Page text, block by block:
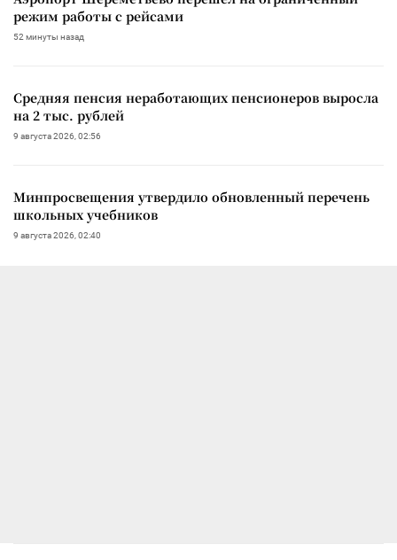
режим работы с рейсами
52 минуты назад
Средняя пенсия неработающих пенсионеров выросла
на 2 тыс. рублей
9 августа 2026, 02:56
Минпросвещения утвердило обновленный перечень
школьных учебников
9 августа 2026, 02:40